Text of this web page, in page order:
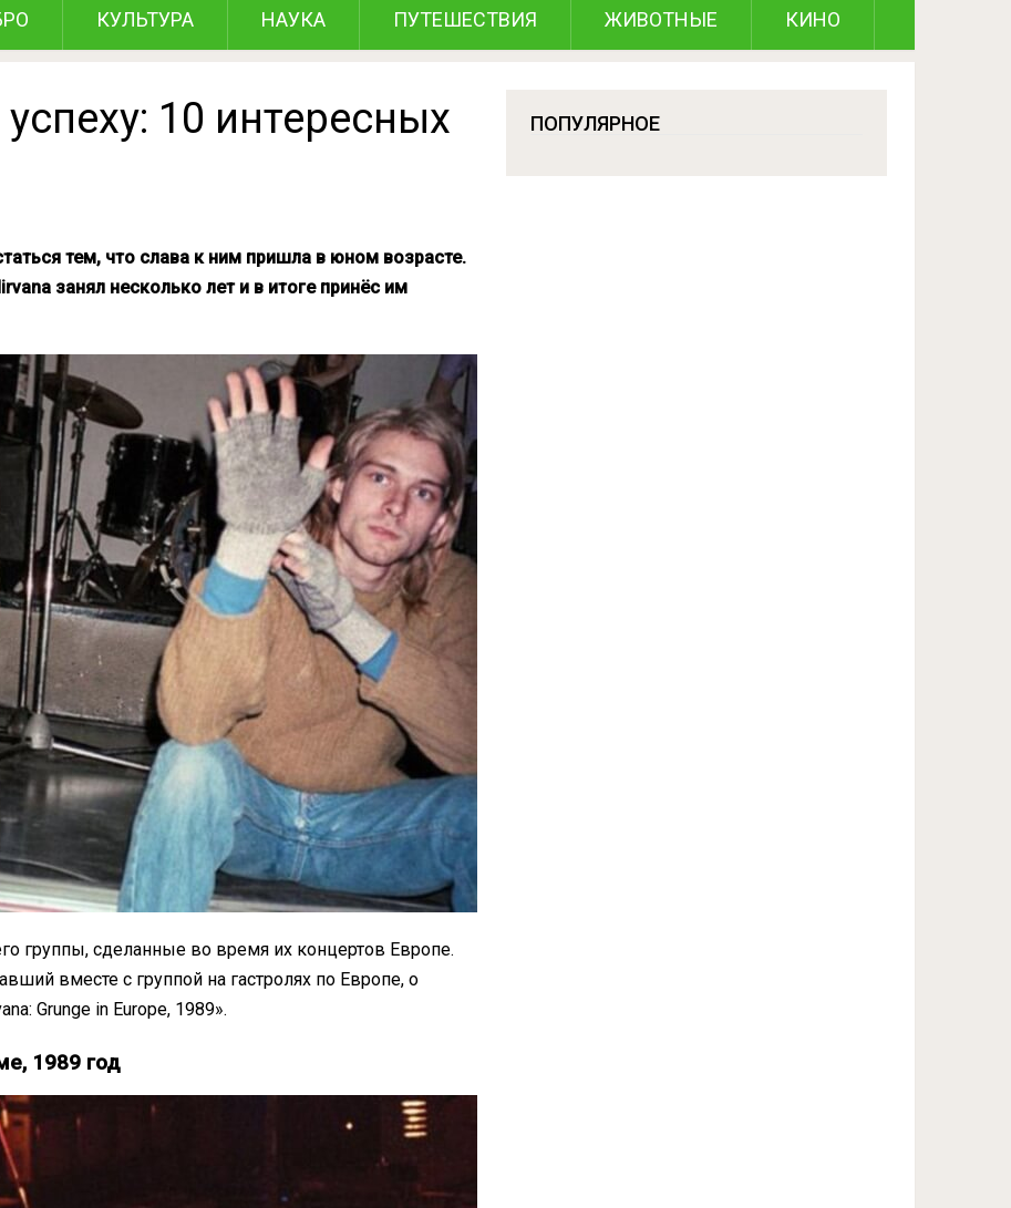
КУЛЬТУРА НАУКА ПУТЕШЕСТВИЯ ЖИВОТНЫЕ КИНО
10 интересных
тем, что слава к ним пришла в юном возрасте.
занял несколько лет и в итоге принёс им
группы, сделанные во время их концертов Европе.
вместе с группой на гастролях по Европе, о
Grunge in Europe, 1989».
1989 год
ПОПУЛЯРНОЕ